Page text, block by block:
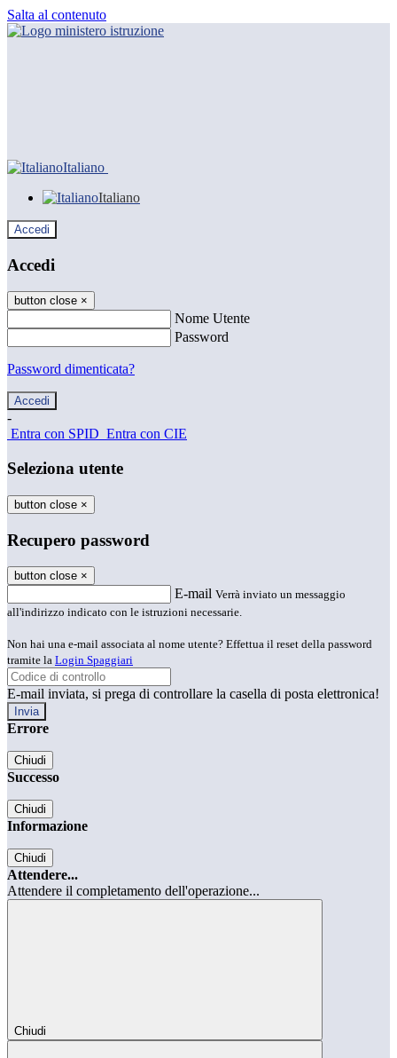
Salta al contenuto
Italiano
Italiano
Accedi
Accedi
button close ×
Nome Utente
Password
Password dimenticata?
-
Entra con SPID Entra con CIE
Seleziona utente
button close ×
Recupero password
button close ×
E-mail Verrà inviato un messaggio
all'indirizzo indicato con le istruzioni necessarie.
Non hai una e-mail associata al nome utente? Effettua il reset della password
tramite la Login Spaggiari
E-mail inviata, si prega di controllare la casella di posta elettronica!
Errore
Chiudi
Successo
Chiudi
Informazione
Chiudi
Attendere...
Attendere il completamento dell'operazione...
Chiudi